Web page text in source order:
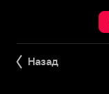
Назад